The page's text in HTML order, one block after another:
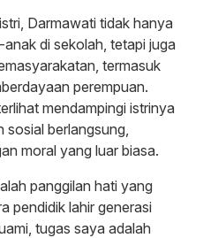
Darmawati tidak hanya
di sekolah, tetapi juga
termasuk
perempuan.
mendampingi istrinya
berlangsung,
moral yang luar biasa.
panggilan hati yang
pendidik lahir generasi
tugas saya adalah